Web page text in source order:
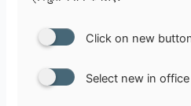
Click on new
Select new in